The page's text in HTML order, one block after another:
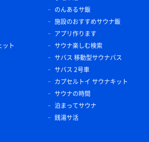
ット
のんあるサ飯
施設のおすすめサウナ飯
アプリ作ります
サウナ楽しむ検索
サバス 移動型サウナバス
サバス 2号車
カプセルトイ サウナキット
サウナの時間
泊まってサウナ
銭湯サ活